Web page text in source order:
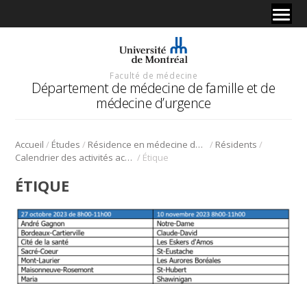
Faculté de médecine
Département de médecine de famille et de
médecine d’urgence
Accueil / Études / Résidence en médecine de famille / Résidents /
Calendrier des activités académiques obligatoires / Étique
ÉTIQUE